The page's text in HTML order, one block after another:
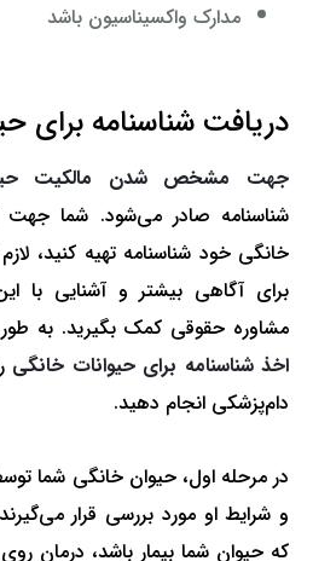
مدارک واکسیناسیون باشد
دریافت شناسنامه برای
جهت مشخص شدن مالکیت
شناسنامه صادر می‌شود. شما جهت
خانگی خود شناسنامه تهیه کنید،
برای آگاهی بیشتر و آشنایی با
مشاوره حقوقی کمک بگیرید. به
اخذ شناسنامه برای حیوانات خانگی
دام‌پزشکی انجام دهید.
در مرحله اول، حیوان خانگی شما
و شرایط او مورد بررسی قرار
که حیوان شما بیمار باشد، درمان